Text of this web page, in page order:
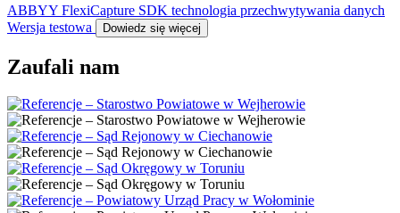
ABBYY FlexiCapture SDK technologia przechwytywania danych
Wersja testowa
Dowiedz się więcej
Zaufali nam